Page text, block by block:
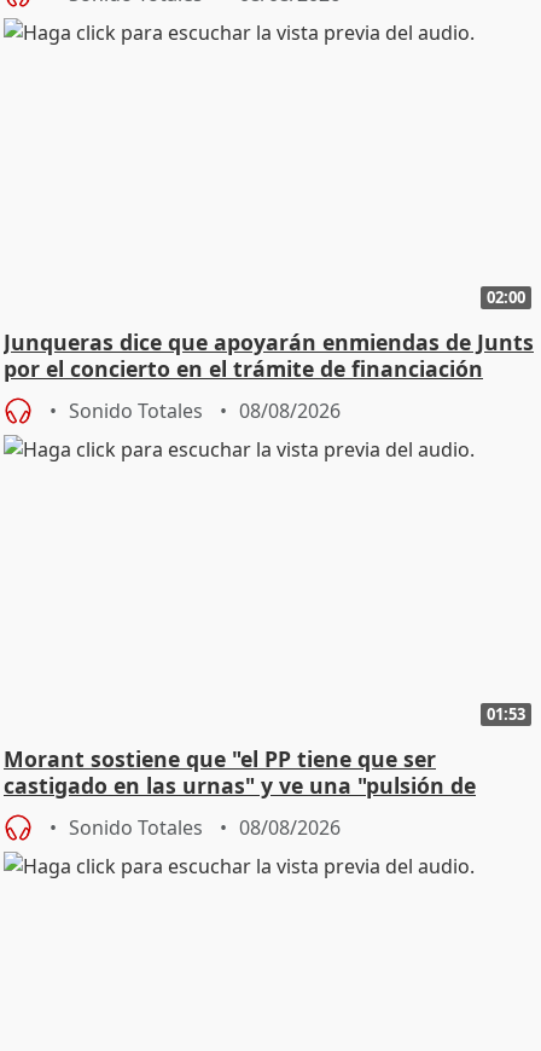
02:00
Junqueras dice que apoyarán enmiendas de Junts
por el concierto en el trámite de financiación
Sonido Totales 08/08/2026
01:53
Morant sostiene que "el PP tiene que ser
castigado en las urnas" y ve una "pulsión de
cambio"
Sonido Totales 08/08/2026